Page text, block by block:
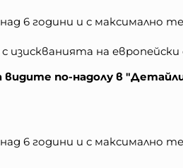
6 години и с максимално
на европейски
по-надолу в
6 години и с максимално